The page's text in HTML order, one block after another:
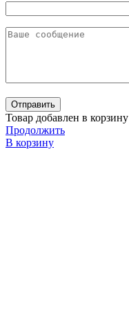
Товар добавлен в корзину
Продолжить
В корзину